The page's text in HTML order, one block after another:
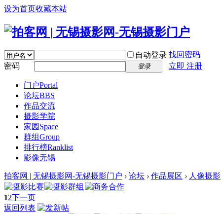
设为首页收藏本站
自动登录 找回密码
密码
登录 立即 注册
门户Portal
论坛BBS
作品交流
摄影学院
家园 Space
群组Group
排行榜Ranklist
影像无锡
拍客网 | 无锡摄影网-无锡摄影门户 › 论坛 › 作品展区 › 人像摄影
12下一页
返回列表